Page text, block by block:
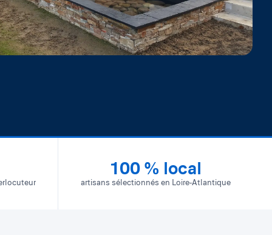
100 % local
artisans sélectionnés en Loire-Atlantique